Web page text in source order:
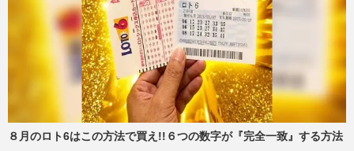
８月のロト6はこの方法で買え!!６つの数字が『完全一致』する方法